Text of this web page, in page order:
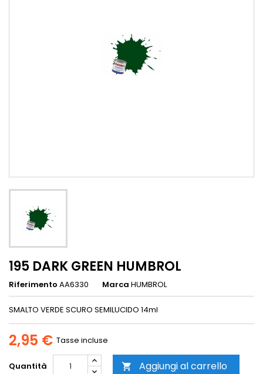
195 DARK GREEN HUMBROL
Riferimento AA6330 Marca HUMBROL
SMALTO VERDE SCURO SEMILUCIDO 14ml
2,95 € Tasse incluse
Quantità  Aggiungi al carrello